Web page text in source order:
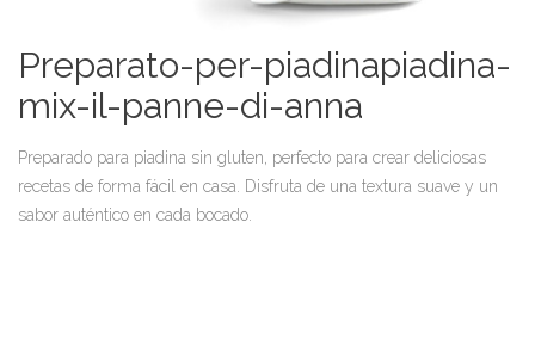
Preparato-per-piadinapiadina-
mix-il-panne-di-anna
Preparado para piadina sin gluten, perfecto para crear deliciosas
recetas de forma fácil en casa. Disfruta de una textura suave y un
sabor auténtico en cada bocado.